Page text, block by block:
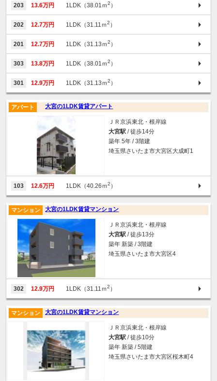
203 13.6万円 1LDK（38.01ｍ2 ）
202 12.7万円 1LDK（31.11ｍ2 ）
201 12.7万円 1LDK（31.13ｍ2 ）
303 13.8万円 1LDK（38.01ｍ2 ）
301 12.9万円 1LDK（31.13ｍ2 ）
大宮の1LDK賃貸アパート
アパート
ＪＲ京浜東北・根岸線
大宮駅 / 徒歩14分
築年 5年 / 3階建
埼玉県さいたま市大宮区大成町1
103 12.6万円 1LDK（40.26ｍ2 ）
大宮の1LDK賃貸マンション
マンション
ＪＲ京浜東北・根岸線
大宮駅 / 徒歩13分
築年 新築 / 3階建
埼玉県さいたま市大宮区4
302 12.9万円 1LDK（31.11ｍ2 ）
大宮の1LDK賃貸マンション
マンション
ＪＲ京浜東北・根岸線
大宮駅 / 徒歩10分
築年 新築 / 5階建
埼玉県さいたま市大宮区桜木町4